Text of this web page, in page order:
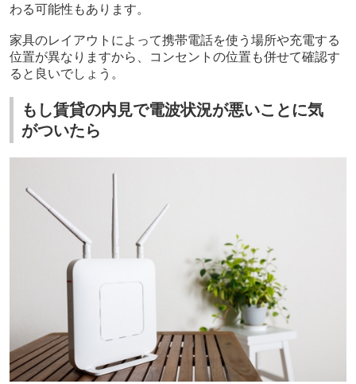
わる可能性もあります。
家具のレイアウトによって携帯電話を使う場所や充電する
位置が異なりますから、コンセントの位置も併せて確認す
ると良いでしょう。
もし賃貸の内見で電波状況が悪いことに気
がついたら